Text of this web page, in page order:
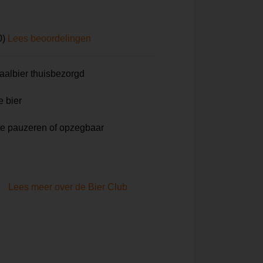
Lees beoordelingen
thuisbezorgd
bier
pauzeren of opzegbaar
Lees meer over de Bier Club